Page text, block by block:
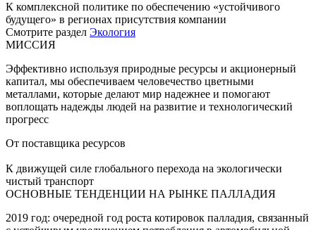
К комплексной политике по обеспечению «устойчивого
будущего» в регионах присутствия компании
Смотрите раздел Экология
МИССИЯ
Эффективно используя природные ресурсы и акционерный
капитал, мы обеспечиваем человечество цветными
металлами, которые делают мир надежнее и помогают
воплощать надежды людей на развитие и технологический
прогресс
От поставщика ресурсов
К движущей силе глобального перехода на экологически
чистый транспорт
ОСНОВНЫЕ ТЕНДЕНЦИИ НА РЫНКЕ ПАЛЛАДИЯ
2019 год: очередной год роста котировок палладия, связанный